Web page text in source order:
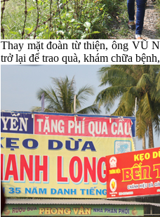
Thay mặt đoàn từ thiện, ông VŨ
trở lại để trao quà, khám chữa